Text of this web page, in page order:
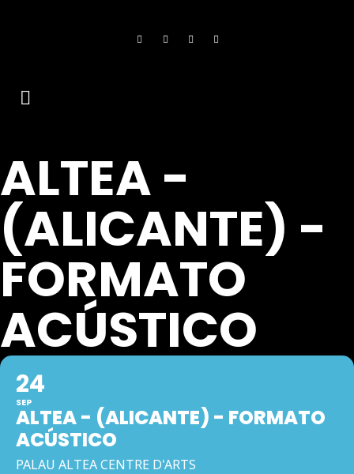
ALTEA -
(ALICANTE) -
FORMATO
ACÚSTICO
24
SEP
ALTEA - (ALICANTE) - FORMATO
ACÚSTICO
PALAU ALTEA CENTRE D'ARTS